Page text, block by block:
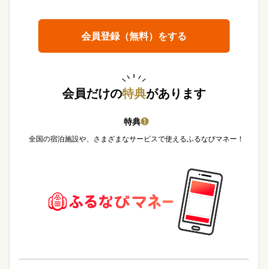
会員登録（無料）をする
会員だけの特典があります
特典❶
全国の宿泊施設や、さまざまなサービスで使えるふるなびマネー！